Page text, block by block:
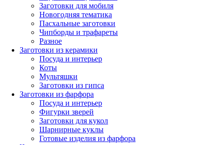
Заготовки для мобиля
Новогодняя тематика
Пасхальные заготовки
Чипборды и трафареты
Разное
Заготовки из керамики
Посуда и интерьер
Коты
Мультяшки
Заготовки из гипса
Заготовки из фарфора
Посуда и интерьер
Фигурки зверей
Заготовки для кукол
Шарнирные куклы
Готовые изделия из фарфора